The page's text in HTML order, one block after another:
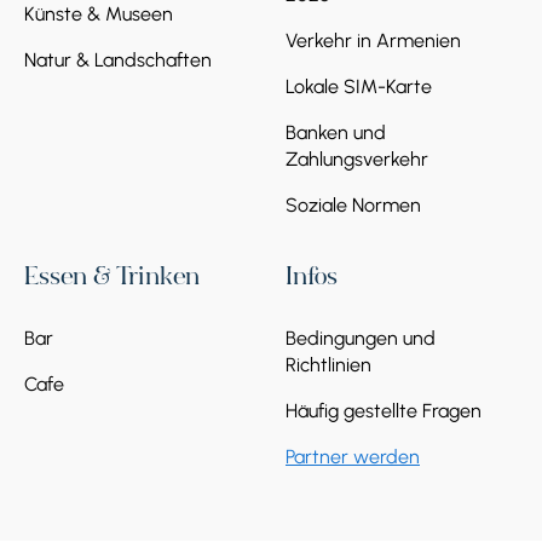
Entspannen, Fotografieren oder für einen
kurzen Spaziergang am See. Gäste können
auch ein Boot mieten oder einfach in der
friedlichen Natur entspannen, bevor die Reise
KLOSTER
Eines der bekanntesten spirituellen und
Bildungszentren des mittelalterlichen
Armeniens ist Goshavank, das seinen Namen
Künste & Museen
Natur & Landschaften
Verkehr in Armenien
Lokale SIM-Karte
Banken und
Zahlungsverkehr
Soziale Normen
Essen & Trinken
Bar
Cafe
Infos
Bedingungen und
Richtlinien
Häufig gestellte Fragen
Partner werden